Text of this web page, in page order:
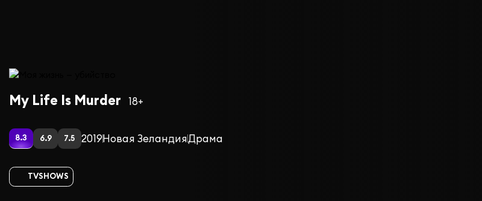
My Life Is Murder 18+
8.3 6.9 7.5 2019Новая ЗеландияДрама
TVSHOWS